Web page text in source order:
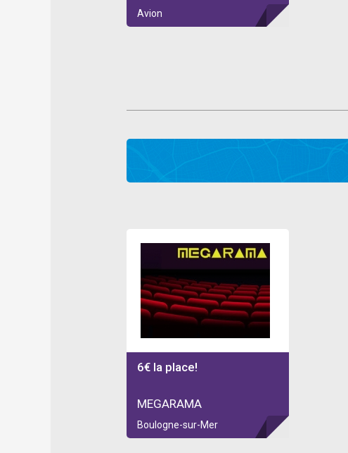
Avion
6€ la place!
MEGARAMA
Boulogne-sur-Mer